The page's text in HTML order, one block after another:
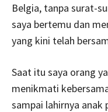
Belgia, tanpa surat-
saya bertemu dan
yang kini telah
Saat itu saya orang
menikmati
sampai lahirnya anak